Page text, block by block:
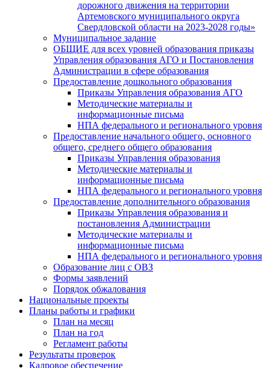
дорожного движения на территории
Артемовского муниципального округа
Свердловской области на 2023-2028 годы»
Муниципальное задание
ОБЩИЕ для всех уровней образования приказы
Управления образования АГО и Постановления
Администрации в сфере образования
Предоставление дошкольного образования
Приказы Управления образования АГО
Методические материалы и
информационные письма
НПА федерального и регионального уровня
Предоставление начального общего, основного
общего, среднего общего образования
Приказы Управления образования
Методические материалы и
информационные письма
НПА федерального и регионального уровня
Предоставление дополнительного образования
Приказы Управления образования и
постановления Администрации
Методические материалы и
информационные письма
НПА федерального и регионального уровня
Образование лиц с ОВЗ
Формы заявлений
Порядок обжалования
Национальные проекты
Планы работы и графики
План на месяц
План на год
Регламент работы
Результаты проверок
Кадровое обеспечение